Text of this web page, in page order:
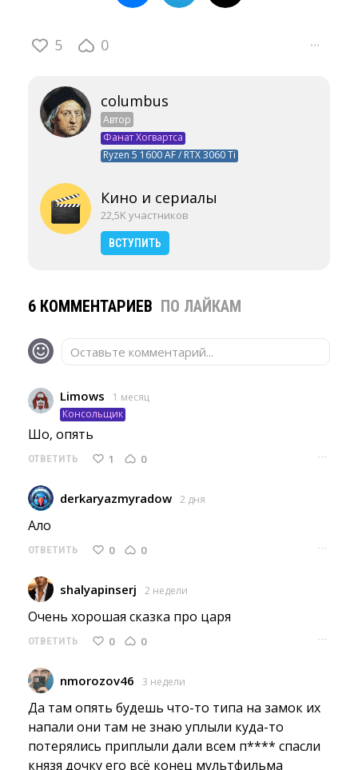
5 0 ···
columbus
Автор
Фанат Хогвартса
Ryzen 5 1600 AF / RTX 3060 Ti
Кино и сериалы
22,5K участников
ВСТУПИТЬ
6 КОММЕНТАРИЕВ ПО ЛАЙКАМ
Оставьте комментарий...
Limows
1 месяц
Консольщик
Шо, опять
ОТВЕТИТЬ 1 0 ···
derkaryazmyradow 2 дня
Ало
ОТВЕТИТЬ 0 0 ···
shalyapinserj 2 недели
Очень хорошая сказка про царя
ОТВЕТИТЬ 0 0 ···
nmorozov46 3 недели
Да там опять будешь что-то типа на замок их
напали они там не знаю уплыли куда-то
потерялись приплыли дали всем п**** спасли
князя дочку его всё конец мультфильма